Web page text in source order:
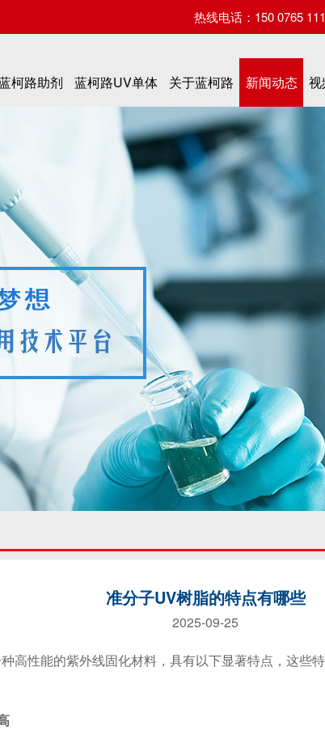
热线电话：150 0765
柯路助剂 蓝柯路UV单体 关于蓝柯路 新闻动态 视
准分子UV树脂的特点有哪些
2025-09-25
性能的紫外线固化材料，具有以下显著特点，这些